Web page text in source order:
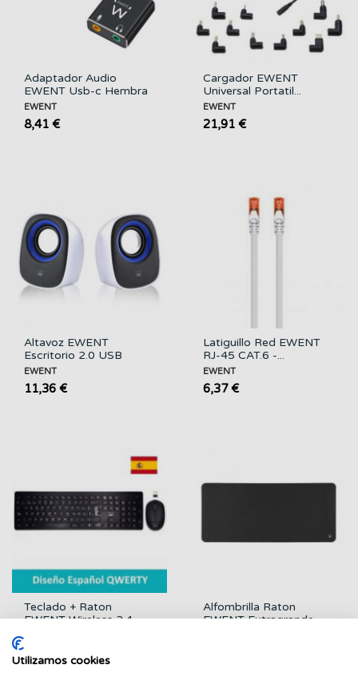
Adaptador Audio
EWENT Usb-c Hembra
a...
EWENT
8,41 €
Cargador EWENT
Universal Portatil...
EWENT
21,91 €
Altavoz EWENT
Escritorio 2.0 USB
EWENT
11,36 €
Latiguillo Red EWENT
RJ-45 CAT.6 -...
EWENT
6,37 €
Teclado + Raton
EWENT Wireless 2.4...
16,13 €
Alfombrilla Raton
EWENT Extragrande...
Utilizamos cookies